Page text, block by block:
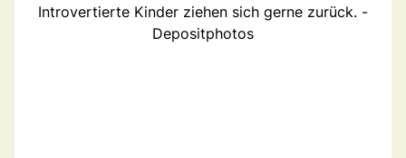
Introvertierte Kinder ziehen sich gerne zurück. -
Depositphotos